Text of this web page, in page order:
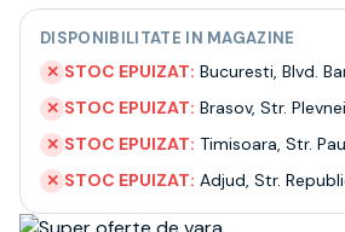
Termeni si conditii
Politica de confidentialitate
Intrebari frecvente
DISPONIBILITATE IN MAGAZINE
✕ STOC EPUIZAT: Bucuresti, Blvd.
✕ STOC EPUIZAT: Brasov, Str.
✕ STOC EPUIZAT: Timisoara, Str.
✕ STOC EPUIZAT: Adjud, Str.